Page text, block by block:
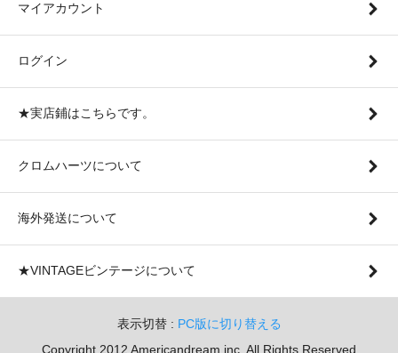
マイアカウント
ログイン
★実店鋪はこちらです。
クロムハーツについて
海外発送について
★VINTAGEビンテージについて
表示切替 : PC版に切り替える
Copyright 2012 Americandream inc. All Rights Reserved